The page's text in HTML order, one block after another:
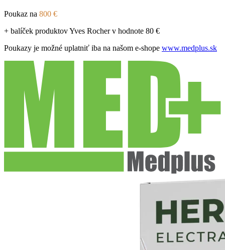
Poukaz na 800 €
+ balíček produktov Yves Rocher v hodnote 80 €
Poukazy je možné uplatniť iba na našom e‑shope www.medplus.sk